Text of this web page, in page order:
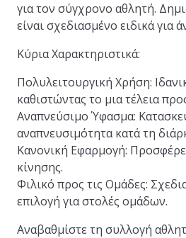
για τον σύγχρονο αθλητή.
είναι σχεδιασμένο ειδικά
Κύρια Χαρακτηριστικά:
Πολυλειτουργική Χρήση:
καθιστώντας το μια τέλεια
Αναπνεύσιμο Ύφασμα:
αναπνευσιμότητα κατά τη
Κανονική Εφαρμογή:
κίνησης.
Φιλικό προς τις Ομάδες:
επιλογή για στολές ομάδων.
Αναβαθμίστε τη συλλογή